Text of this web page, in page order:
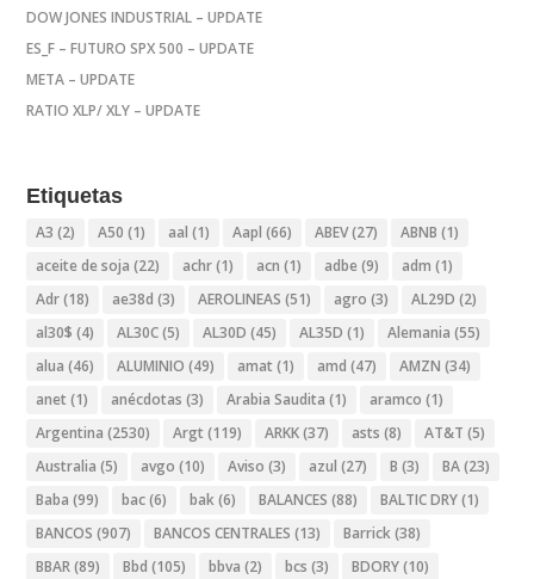
DOW JONES INDUSTRIAL – UPDATE
ES_F – FUTURO SPX 500 – UPDATE
META – UPDATE
RATIO XLP/ XLY – UPDATE
Etiquetas
A3 (2) A50 (1) aal (1) Aapl (66) ABEV(27) ABNB (1)
aceite de soja (22) achr(1) acn (1) adbe (9) adm (1)
Adr(18) ae38d (3) AEROLINEAS (51) agro (3) AL29D (2)
al30$ (4) AL30C(5) AL30D (45) AL35D (1) Alemania (55)
alua (46) ALUMINIO (49) amat (1) amd (47) AMZN (34)
anet (1) anécdotas (3) Arabia Saudita (1) aramco (1)
Argentina (2530) Argt (119) ARKK(37) asts (8) AT&T (5)
Australia (5) avgo (10) Aviso (3) azul (27) B (3) BA(23)
Baba (99) bac(6) bak(6) BALANCES (88) BALTIC DRY(1)
BANCOS (907) BANCOS CENTRALES (13) Barrick(38)
BBAR(89) Bbd (105) bbva (2) bcs (3) BDORY(10)